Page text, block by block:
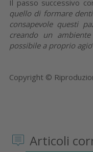
Il passo successivo
quello di formare
consapevole questi
creando un
possibile a proprio agio
Copyright ©
Articoli